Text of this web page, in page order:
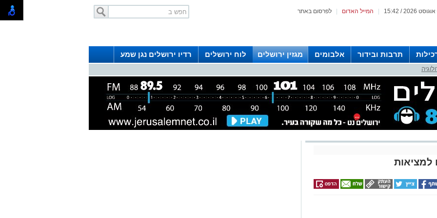
לפרסום באתר המייל האדום
תרבות ובידור אלבומים מגזין ירושלים לוח ירושלים
רדיו ירושלים נגן שמע
רדיו ירושלים
למציאות